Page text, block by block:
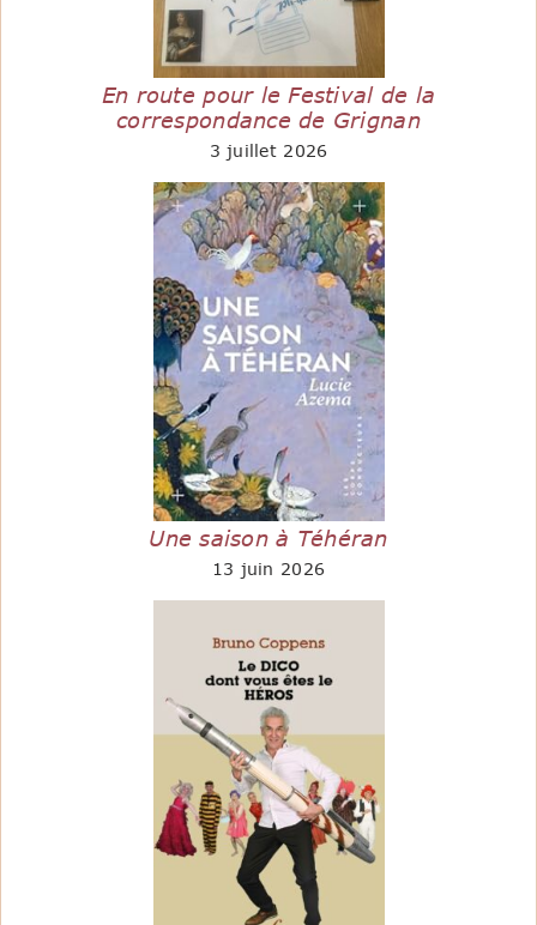
En route pour le Festival de la
correspondance de Grignan
3 juillet 2026
Une saison à Téhéran
13 juin 2026